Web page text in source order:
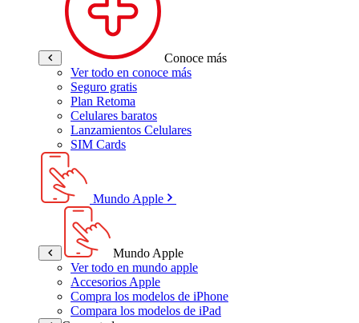
Conoce más
Ver todo en conoce más
Seguro gratis
Plan Retoma
Celulares baratos
Lanzamientos Celulares
SIM Cards
Mundo Apple
Mundo Apple
Ver todo en mundo apple
Accesorios Apple
Compra los modelos de iPhone
Compara los modelos de iPad